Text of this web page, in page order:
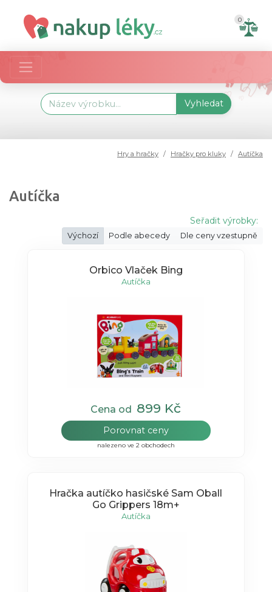
0
Vyhledat
Hry a hračky Hračky pro kluky Autíčka
Autíčka
Seřadit výrobky:
Výchozí Podle abecedy Dle ceny vzestupně
Orbico Vlaček Bing
Autíčka
Cena od 899 Kč
Porovnat ceny
nalezeno ve 2 obchodech
Hračka autíčko hasičské Sam Oball
Go Grippers 18m+
Autíčka